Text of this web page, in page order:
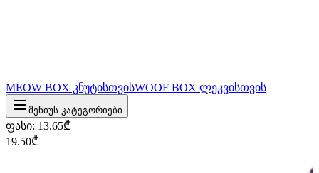
MEOW BOX კნუტისთვისWOOF BOX ლეკვისთვის
მენიუს კატეგორიები
ფასი: 13.65₾
19.50₾